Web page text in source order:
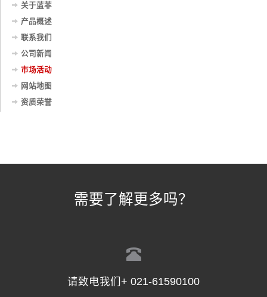
关于蓝菲
产品概述
联系我们
公司新闻
市场活动
网站地图
资质荣誉
需要了解更多吗？
请致电我们+ 021-61590100